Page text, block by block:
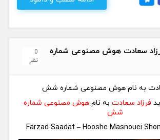
سعادت هوش مصنوعی شماره
0
نظر
به نام هوش مصنوعی شماره شش
فرزاد سعادت به نام هوش مصنوعی شماره
شش
Farzad Saadat – Hooshe Masnouei